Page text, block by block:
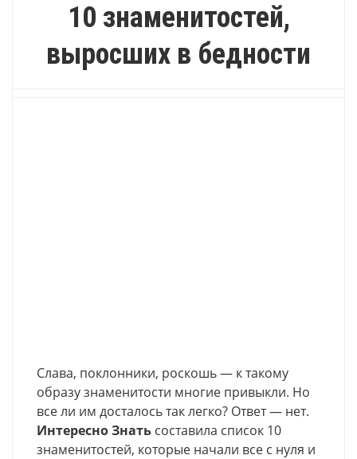
10 знаменитостей,
выросших в бедности
Слава, поклонники, роскошь — к такому
образу знаменитости многие привыкли. Но
все ли им досталось так легко? Ответ — нет.
Интересно Знать составила список 10
знаменитостей, которые начали все с нуля и